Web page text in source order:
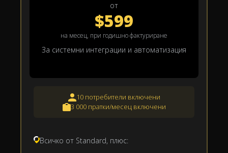
от
$599
на месец, при годишно фактуриране
За системни интеграции и автоматизация
10 потребители включени
3 000 пратки/месец включени
Всичко от Standard, плюс: